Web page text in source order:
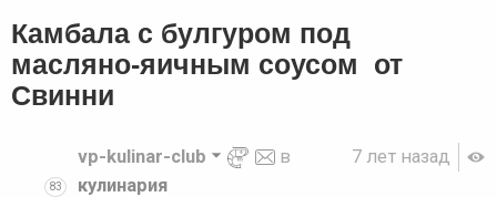
Камбала с булгуром под
масляно-яичным соусом от
Свинни
7 лет назад
83
vp-kulinar-club
в
кулинария